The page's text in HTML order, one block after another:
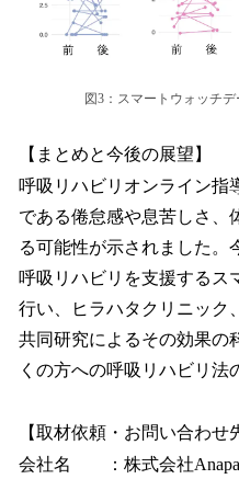
図3：スマートウォッチデー
【まとめと今後の展望】
呼吸リハビリオンライン指
である倦怠感や息苦しさ、
る可能性が示されました。
呼吸リハビリを支援するス
行い、ヒラハタクリニック
共同研究によるその効果の
くの方への呼吸リハビリ法
【取材依頼・お問い合わせ
会社名 ：株式会社